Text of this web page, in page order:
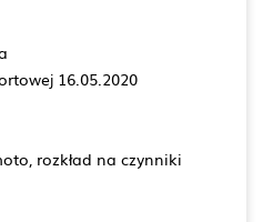
16.05.2020
rozkład na czynniki